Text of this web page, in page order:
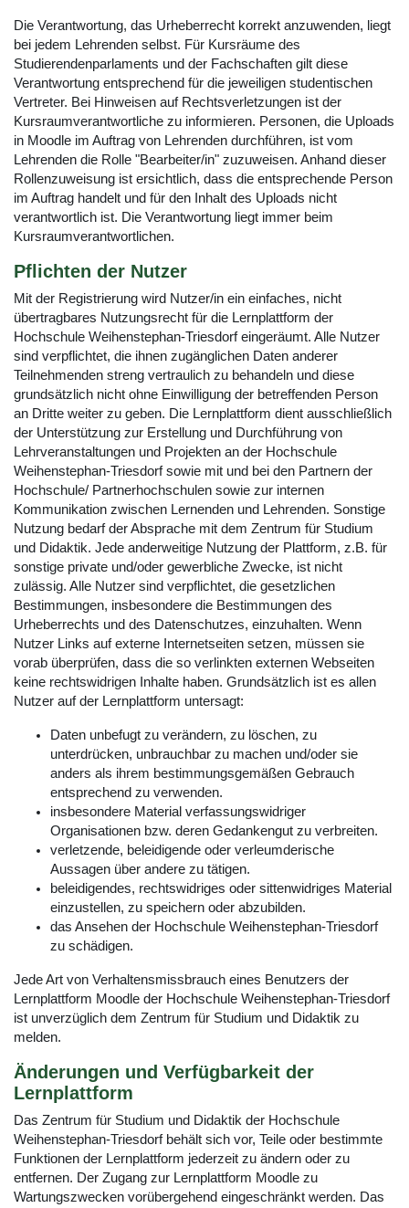
Die Verantwortung, das Urheberrecht korrekt anzuwenden, liegt
bei jedem Lehrenden selbst. Für Kursräume des
Studierendenparlaments und der Fachschaften gilt diese
Verantwortung entsprechend für die jeweiligen studentischen
Vertreter. Bei Hinweisen auf Rechtsverletzungen ist der
Kursraumverantwortliche zu informieren. Personen, die Uploads
in Moodle im Auftrag von Lehrenden durchführen, ist vom
Lehrenden die Rolle "Bearbeiter/in" zuzuweisen. Anhand dieser
Rollenzuweisung ist ersichtlich, dass die entsprechende Person
im Auftrag handelt und für den Inhalt des Uploads nicht
verantwortlich ist. Die Verantwortung liegt immer beim
Kursraumverantwortlichen.
Pflichten der Nutzer
Mit der Registrierung wird Nutzer/in ein einfaches, nicht
übertragbares Nutzungsrecht für die Lernplattform der
Hochschule Weihenstephan-Triesdorf eingeräumt. Alle Nutzer
sind verpflichtet, die ihnen zugänglichen Daten anderer
Teilnehmenden streng vertraulich zu behandeln und diese
grundsätzlich nicht ohne Einwilligung der betreffenden Person
an Dritte weiter zu geben. Die Lernplattform dient ausschließlich
der Unterstützung zur Erstellung und Durchführung von
Lehrveranstaltungen und Projekten an der Hochschule
Weihenstephan-Triesdorf sowie mit und bei den Partnern der
Hochschule/ Partnerhochschulen sowie zur internen
Kommunikation zwischen Lernenden und Lehrenden. Sonstige
Nutzung bedarf der Absprache mit dem Zentrum für Studium
und Didaktik. Jede anderweitige Nutzung der Plattform, z.B. für
sonstige private und/oder gewerbliche Zwecke, ist nicht
zulässig. Alle Nutzer sind verpflichtet, die gesetzlichen
Bestimmungen, insbesondere die Bestimmungen des
Urheberrechts und des Datenschutzes, einzuhalten. Wenn
Nutzer Links auf externe Internetseiten setzen, müssen sie
vorab überprüfen, dass die so verlinkten externen Webseiten
keine rechtswidrigen Inhalte haben. Grundsätzlich ist es allen
Nutzer auf der Lernplattform untersagt:
Daten unbefugt zu verändern, zu löschen, zu
unterdrücken, unbrauchbar zu machen und/oder sie
anders als ihrem bestimmungsgemäßen Gebrauch
entsprechend zu verwenden.
insbesondere Material verfassungswidriger
Organisationen bzw. deren Gedankengut zu verbreiten.
verletzende, beleidigende oder verleumderische
Aussagen über andere zu tätigen.
beleidigendes, rechtswidriges oder sittenwidriges Material
einzustellen, zu speichern oder abzubilden.
das Ansehen der Hochschule Weihenstephan-Triesdorf
zu schädigen.
Jede Art von Verhaltensmissbrauch eines Benutzers der
Lernplattform Moodle der Hochschule Weihenstephan-Triesdorf
ist unverzüglich dem Zentrum für Studium und Didaktik zu
melden.
Änderungen und Verfügbarkeit der
Lernplattform
Das Zentrum für Studium und Didaktik der Hochschule
Weihenstephan-Triesdorf behält sich vor, Teile oder bestimmte
Funktionen der Lernplattform jederzeit zu ändern oder zu
entfernen. Der Zugang zur Lernplattform Moodle zu
Wartungszwecken vorübergehend eingeschränkt werden. Das